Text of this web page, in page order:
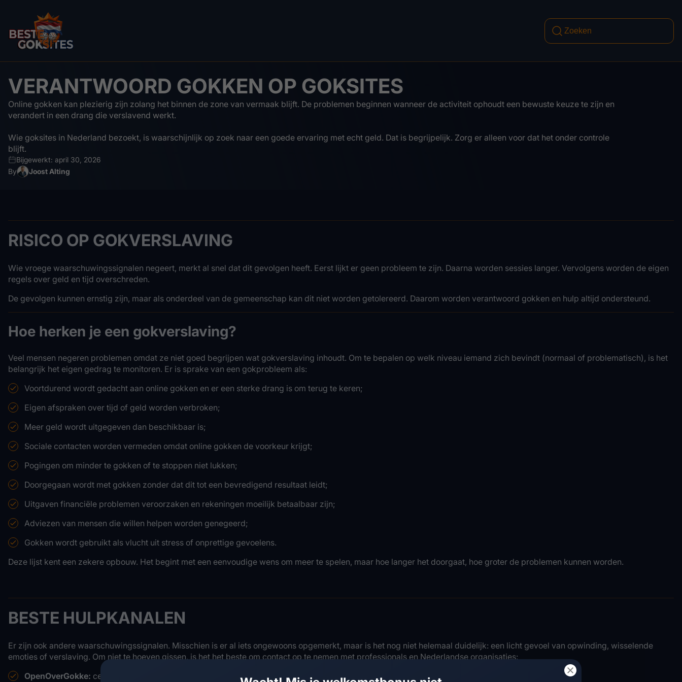
VERANTWOORD GOKKEN OP GOKSITES
Online gokken kan plezierig zijn zolang het binnen de zone van vermaak blijft. De problemen beginnen wanneer de activiteit ophoudt een bewuste keuze te zijn en
verandert in een drang die verslavend werkt.
Wie goksites in Nederland bezoekt, is waarschijnlijk op zoek naar een goede ervaring met echt geld. Dat is begrijpelijk. Zorg er alleen voor dat het onder controle
blijft.
Bijgewerkt: april 30, 2026
By
Joost Alting
RISICO OP GOKVERSLAVING
Wie vroege waarschuwingssignalen negeert, merkt al snel dat dit gevolgen heeft. Eerst lijkt er geen probleem te zijn. Daarna worden sessies langer. Vervolgens worden de eigen
regels over geld en tijd overschreden.
De gevolgen kunnen ernstig zijn, maar als onderdeel van de gemeenschap kan dit niet worden getolereerd. Daarom worden verantwoord gokken en hulp altijd ondersteund.
Hoe herken je een gokverslaving?
Veel mensen negeren problemen omdat ze niet goed begrijpen wat gokverslaving inhoudt. Om te bepalen op welk niveau iemand zich bevindt (normaal of problematisch), is het
belangrijk het eigen gedrag te monitoren. Er is sprake van een gokprobleem als:
Voortdurend wordt gedacht aan online gokken en er een sterke drang is om terug te keren;
Eigen afspraken over tijd of geld worden verbroken;
Meer geld wordt uitgegeven dan beschikbaar is;
Sociale contacten worden vermeden omdat online gokken de voorkeur krijgt;
Pogingen om minder te gokken of te stoppen niet lukken;
Doorgegaan wordt met gokken zonder dat dit tot een bevredigend resultaat leidt;
Uitgaven financiële problemen veroorzaken en rekeningen moeilijk betaalbaar zijn;
Adviezen van mensen die willen helpen worden genegeerd;
Gokken wordt gebruikt als vlucht uit stress of onprettige gevoelens.
Deze lijst kent een zekere opbouw. Het begint met een eenvoudige wens om meer te spelen, maar hoe langer het doorgaat, hoe groter de problemen kunnen worden.
BESTE HULPKANALEN
Er zijn ook andere waarschuwingssignalen. Misschien is er al iets ongewoons opgemerkt, maar is het nog niet helemaal duidelijk: een licht gevoel van opwinding, wisselende
emoties of verslaving. Om niet te hoeven gissen, is het het beste om contact op te nemen met professionals en Nederlandse organisaties:
OpenOverGokke: centraal steunpunt voor gokgerelateerde problemen;